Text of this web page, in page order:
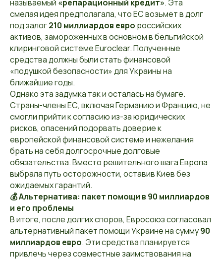
называемый «репарационный кредит». Эта
смелая идея предполагала, что ЕС возьмет в долг
под залог210 миллиардов евро российских
активов, замороженных в основном в бельгийской
клиринговой системе Euroclear. Полученные
средства должны были стать финансовой
«подушкой безопасности» для Украины на
ближайшие годы.
Однако эта задумка так и осталась на бумаге.
Страны-члены ЕС, включая Германию и Францию, не
смогли прийти к согласию из-за юридических
рисков, опасений подорвать доверие к
европейской финансовой системе и нежелания
брать на себя долгосрочные долговые
обязательства. Вместо решительного шага Европа
выбрала путь осторожности, оставив Киев без
ожидаемых гарантий.
💰 Альтернатива: пакет помощи в 90 миллиардов
и его проблемы
В итоге, после долгих споров, Евросоюз согласовал
альтернативный пакет помощи Украине на сумму90
миллиардов евро. Эти средства планируется
привлечь через совместные заимствования на